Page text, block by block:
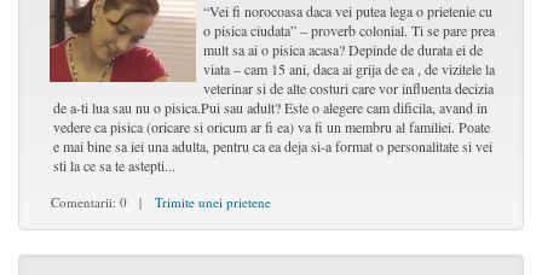
“Vei fi norocoasa daca vei putea lega o prietenie cu
o pisica ciudata” – proverb colonial. Ti se pare prea
mult sa ai o pisica acasa? Depinde de durata ei de
viata – cam 15 ani, daca ai grija de ea , de vizitele la
veterinar si de alte costuri care vor influenta decizia
de a-ti lua sau nu o pisica.Pui sau adult? Este o alegere cam dificila, avand in
vedere ca pisica (oricare si oricum ar fi ea) va fi un membru al familiei. Poate
e mai bine sa iei una adulta, pentru ca ea deja si-a format o personalitate si vei
sti la ce sa te astepti...
Comentarii: 0 | Trimite unei prietene